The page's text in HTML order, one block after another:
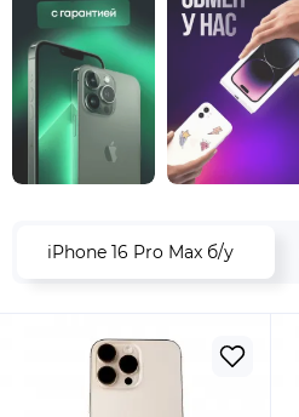
iPhone 16 Pro Max б/у